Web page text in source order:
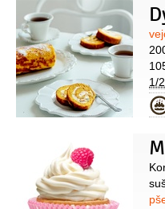
1/2
1/2